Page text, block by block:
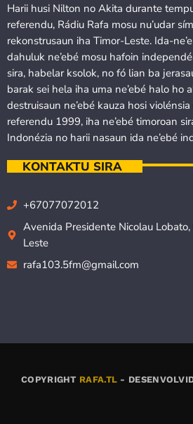
Harii husi Nilton no Akita durante
referendu, Rádiu Rafa mosu nu’udar
rekonstrusaun iha Timor-Leste. Ida-
dahuluk ne’ebé mosu hafoin
sira, habelar ksolok, no fó lian ba
barak sei hela iha uma ne’ebé halo ho
destruisaun ne’ebé kauza hosi
referendu 1999, iha ne’ebé timoroan
Indonézia no harii nasaun ida ne’ebé
KONTAKTU SIRA
+67077072012
Avenida Presidente Nicolau Lobato,
Leste
rafa103.5fm@gmail.com
COPYRIGHT RAFA.TL -